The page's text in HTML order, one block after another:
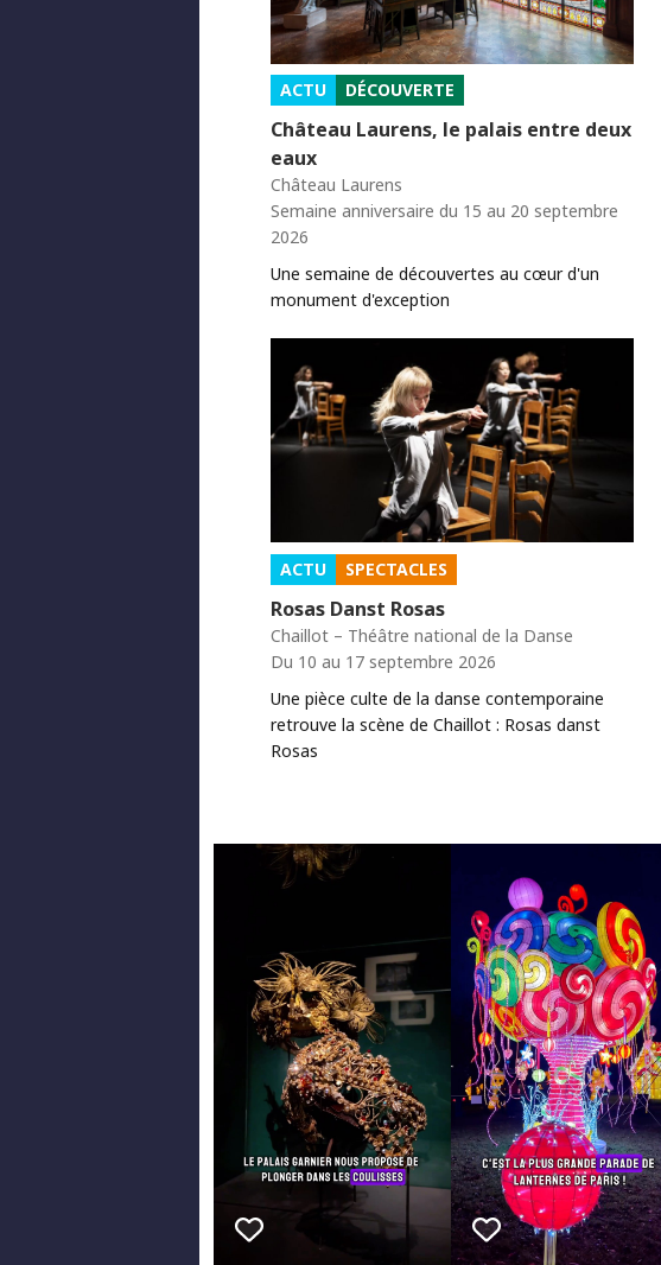
ACTU DÉCOUVERTE
Château Laurens, le palais entre deux
eaux
Château Laurens
Semaine anniversaire du 15 au 20 septembre
2026
Une semaine de découvertes au cœur d'un
monument d'exception
ACTU SPECTACLES
Rosas Danst Rosas
Chaillot – Théâtre national de la Danse
Du 10 au 17 septembre 2026
Une pièce culte de la danse contemporaine
retrouve la scène de Chaillot : Rosas danst
Rosas